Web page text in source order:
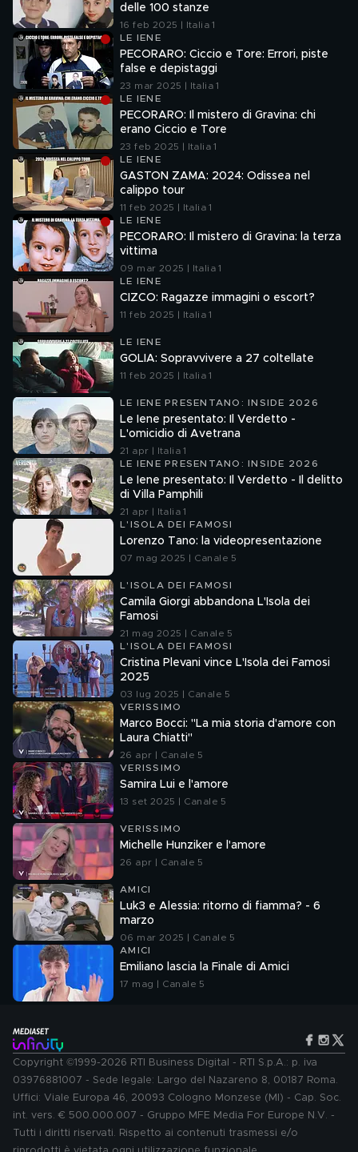
delle 100 stanze
16 feb 2025 | Italia 1
LE IENE
PECORARO: Ciccio e Tore: Errori, piste
false e depistaggi
23 mar 2025 | Italia 1
LE IENE
PECORARO: Il mistero di Gravina: chi
erano Ciccio e Tore
23 feb 2025 | Italia 1
LE IENE
GASTON ZAMA: 2024: Odissea nel
calippo tour
11 feb 2025 | Italia 1
LE IENE
PECORARO: Il mistero di Gravina: la terza
vittima
09 mar 2025 | Italia 1
LE IENE
CIZCO: Ragazze immagini o escort?
11 feb 2025 | Italia 1
LE IENE
GOLIA: Sopravvivere a 27 coltellate
11 feb 2025 | Italia 1
LE IENE PRESENTANO: INSIDE 2026
Le Iene presentato: Il Verdetto -
L'omicidio di Avetrana
21 apr | Italia 1
LE IENE PRESENTANO: INSIDE 2026
Le Iene presentato: Il Verdetto - Il delitto
di Villa Pamphili
21 apr | Italia 1
L'ISOLA DEI FAMOSI
Lorenzo Tano: la videopresentazione
07 mag 2025 | Canale 5
L'ISOLA DEI FAMOSI
Camila Giorgi abbandona L'Isola dei
Famosi
21 mag 2025 | Canale 5
L'ISOLA DEI FAMOSI
Cristina Plevani vince L'Isola dei Famosi
2025
03 lug 2025 | Canale 5
VERISSIMO
Marco Bocci: "La mia storia d'amore con
Laura Chiatti"
26 apr | Canale 5
VERISSIMO
Samira Lui e l'amore
13 set 2025 | Canale 5
VERISSIMO
Michelle Hunziker e l'amore
26 apr | Canale 5
AMICI
Luk3 e Alessia: ritorno di fiamma? - 6
marzo
06 mar 2025 | Canale 5
AMICI
Emiliano lascia la Finale di Amici
17 mag | Canale 5
Copyright ©1999-2026 RTI Business Digital - RTI S.p.A.: p. iva
03976881007 - Sede legale: Largo del Nazareno 8, 00187 Roma.
Uffici: Viale Europa 46, 20093 Cologno Monzese (MI) - Cap. Soc.
int. vers. € 500.000.007 - Gruppo MFE Media For Europe N.V. -
Tutti i diritti riservati. Rispetto ai contenuti trasmessi e/o